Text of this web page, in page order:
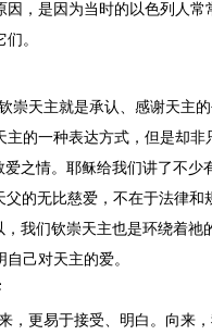
，是因为当时的以色列人
。
崇天主就是承认、感谢天主
的一种表达方式，但是却
之情。耶稣给我们讲了不
父的无比慈爱，不在于法律和
我们钦崇天主也是环绕着祂
己对天主的爱。
，更易于接受、明白。向来